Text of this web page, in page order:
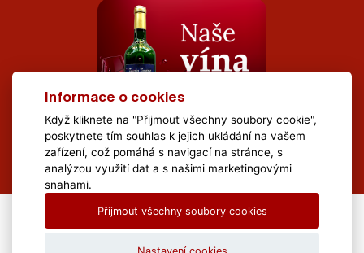
All Rights Reserved Muzeum Brněnska © 2020, Webdesign by
Informace o cookies
Když kliknete na "Přijmout všechny soubory cookie",
poskytnete tím souhlas k jejich ukládání na vašem
zařízení, což pomáhá s navigací na stránce, s
analýzou využití dat a s našimi marketingovými
snahami.
Přijmout všechny soubory cookies